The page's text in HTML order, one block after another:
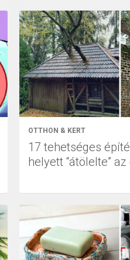
OTTHON & KERT
17 tehetséges
helyett “átölelte”